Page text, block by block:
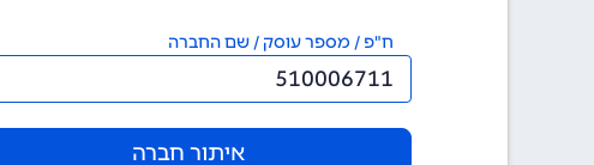
ח"פ / מספר עוסק / שם החברה
איתור חברה